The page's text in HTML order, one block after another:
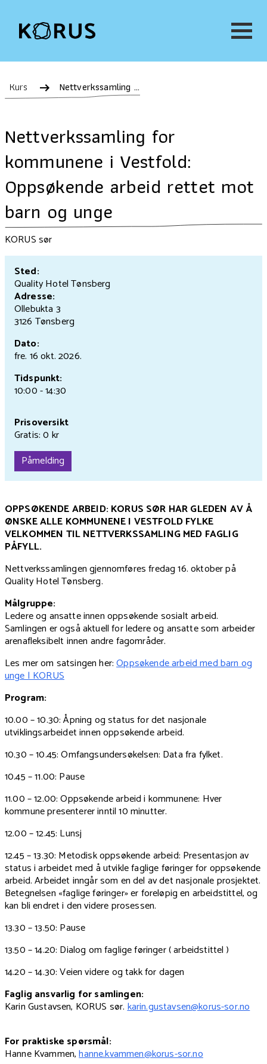
Kurs Nettverkssamling for kommunene i Vestfold: Oppsøkende arbeid rettet mot barn og unge
Nettverkssamling for
kommunene i Vestfold:
Oppsøkende arbeid rettet mot
barn og unge
KORUS sør
Sted:
Quality Hotel Tønsberg
Adresse:
Ollebukta 3
3126 Tønsberg
Dato:
fre. 16 okt.2026.
Tidspunkt:
10:00 - 14:30
Prisoversikt
Gratis: 0 kr
Påmelding
OPPSØKENDE ARBEID: KORUS SØR HAR GLEDEN AV Å
ØNSKE ALLE KOMMUNENE I VESTFOLD FYLKE
VELKOMMEN TIL NETTVERKSSAMLING MED FAGLIG
PÅFYLL.
Nettverkssamlingen gjennomføres fredag 16. oktober på
Quality Hotel Tønsberg.
Målgruppe:
Ledere og ansatte innen oppsøkende sosialt arbeid.
Samlingen er også aktuell for ledere og ansatte som arbeider
arenafleksibelt innen andre fagområder.
Les mer om satsingen her:Oppsøkende arbeid med barn og
unge | KORUS
Program:
10.00 – 10.30: Åpning og status for det nasjonale
utviklingsarbeidet innen oppsøkende arbeid.
10.30 – 10.45: Omfangsundersøkelsen: Data fra fylket.
10.45 – 11.00: Pause
11.00 – 12.00: Oppsøkende arbeid i kommunene: Hver
kommune presenterer inntil 10 minutter.
12.00 – 12.45: Lunsj
12.45 – 13.30: Metodisk oppsøkende arbeid: Presentasjon av
status i arbeidet med å utvikle faglige føringer for oppsøkende
arbeid. Arbeidet inngår som en del av det nasjonale prosjektet.
Betegnelsen «faglige føringer» er foreløpig en arbeidstittel, og
kan bli endret i den videre prosessen.
13.30 – 13.50: Pause
13.50 – 14.20: Dialog om faglige føringer ( arbeidstittel )
14.20 – 14.30: Veien videre og takk for dagen
Faglig ansvarlig for samlingen:
Karin Gustavsen, KORUS sør.karin.gustavsen@korus-sor.no
For praktiske spørsmål:
Hanne Kvammen,hanne.kvammen@korus-sor.no